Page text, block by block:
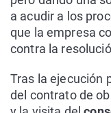
a acudir a los
que la empresa
contra la
Tras la ejecución
del contrato de